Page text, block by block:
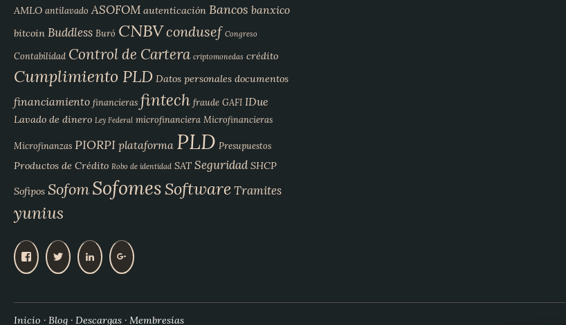
AMLO antilavado ASOFOM autenticación Bancos banxico
bitcoin Buddless Buró CNBVcondusef Congreso
Contabilidad Control de Cartera criptomonedas crédito
Cumplimiento PLD Datos personales documentos
financiamiento financieras fintech fraude GAFI IDue
Lavado de dinero Ley Federal microfinanciera Microfinancieras
Microfinanzas PIORPI plataforma PLD Presupuestos
Productos de Crédito Robo de identidad SAT Seguridad SHCP
Sofipos SofomSofomesSoftwareTramites
yunius
V
p
e
V
p
e
V
p
e
V
p
e
Inicio Blog Descargas Membresías